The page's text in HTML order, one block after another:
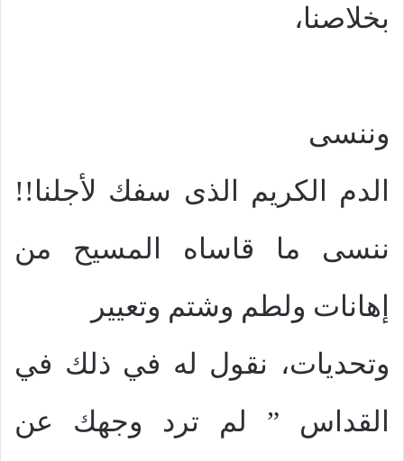
بخلاصنا،
وننسى
الدم الكريم الذى سفك لأجلنا!!
ننسى ما قاساه المسيح من
إهانات ولطم وشتم وتعيير
وتحديات، نقول له في ذلك في
القداس ” لم ترد وجهك عن